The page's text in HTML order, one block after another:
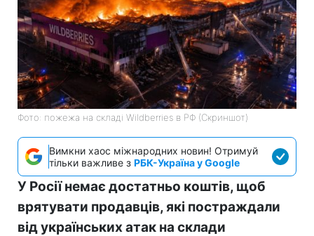
Фото: пожежа на складі Wildberries в РФ (Скриншот)
Вимкни хаос міжнародних новин! Отримуй
тільки важливе з РБК-Україна у Google
У Росії немає достатньо коштів, щоб
врятувати продавців, які постраждали
від українських атак на склади